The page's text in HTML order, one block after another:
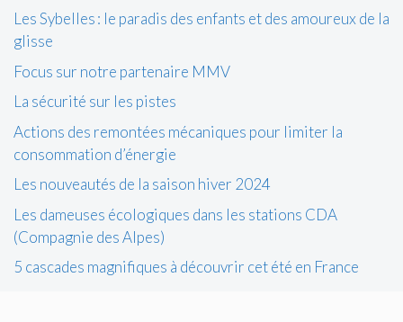
Les Sybelles : le paradis des enfants et des amoureux de la
glisse
Focus sur notre partenaire MMV
La sécurité sur les pistes
Actions des remontées mécaniques pour limiter la
consommation d’énergie
Les nouveautés de la saison hiver 2024
Les dameuses écologiques dans les stations CDA
(Compagnie des Alpes)
5 cascades magnifiques à découvrir cet été en France